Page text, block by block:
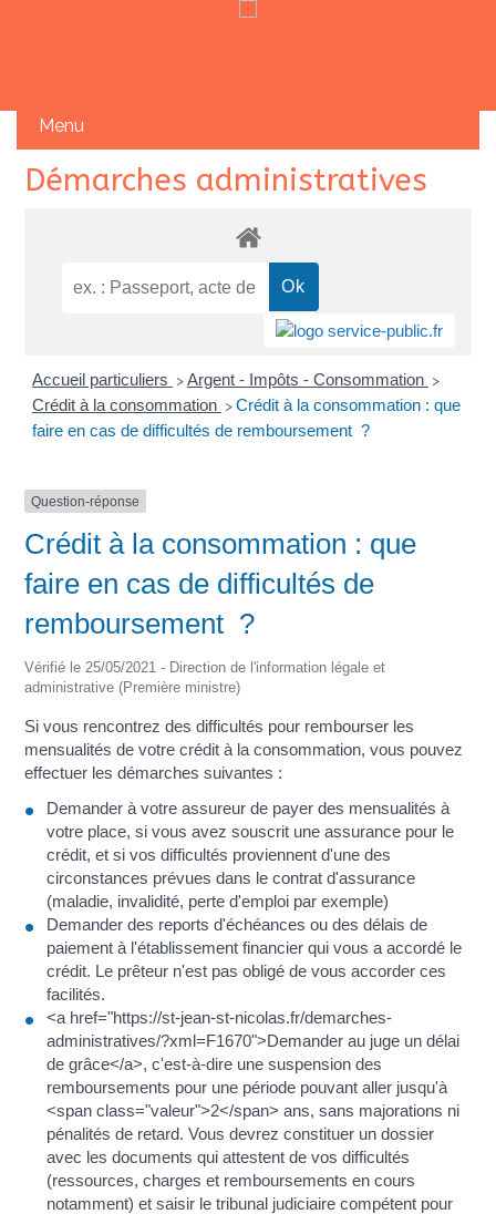
SkipDémarches administratives
Accueil particuliers > Argent - Impôts - Consommation >
Crédit à la consommation > Crédit à la consommation : que
faire en cas de difficultés de remboursement ?
Question-réponse
Crédit à la consommation : que
faire en cas de difficultés de
remboursement ?
Vérifié le 25/05/2021 - Direction de l'information légale et
administrative (Première ministre)
Si vous rencontrez des difficultés pour rembourser les
mensualités de votre crédit à la consommation, vous pouvez
effectuer les démarches suivantes :
Demander à votre assureur de payer des mensualités à
votre place, si vous avez souscrit une assurance pour le
crédit, et si vos difficultés proviennent d'une des
circonstances prévues dans le contrat d'assurance
(maladie, invalidité, perte d'emploi par exemple)
Demander des reports d'échéances ou des délais de
paiement à l'établissement financier qui vous a accordé le
crédit. Le prêteur n'est pas obligé de vous accorder ces
facilités.
<a href="https://st-jean-st-nicolas.fr/demarches-
administratives/?xml=F1670">Demander au juge un délai
de grâce</a>, c'est-à-dire une suspension des
remboursements pour une période pouvant aller jusqu'à
<span class="valeur">2</span> ans, sans majorations ni
pénalités de retard. Vous devrez constituer un dossier
avec les documents qui attestent de vos difficultés
(ressources, charges et remboursements en cours
notamment) et saisir le tribunal judiciaire compétent pour